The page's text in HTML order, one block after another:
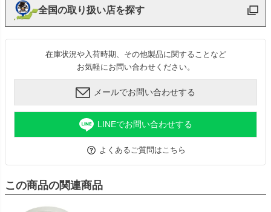
全国の取り扱い店を探す
在庫状況や入荷時期、その他製品に関することなど
お気軽にお問い合わせください。
メールでお問い合わせする
LINEでお問い合わせする
よくあるご質問はこちら
この商品の関連商品